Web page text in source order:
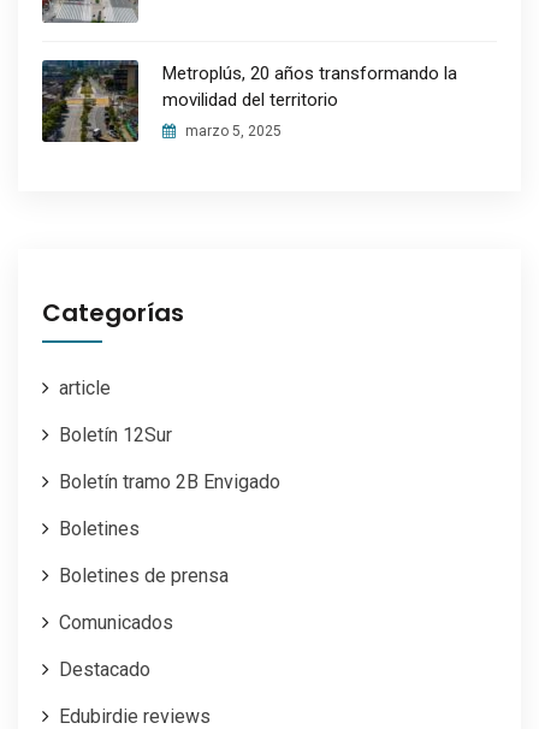
Metroplús, 20 años transformando la
movilidad del territorio
marzo 5, 2025
Categorías
article
Boletín 12Sur
Boletín tramo 2B Envigado
Boletines
Boletines de prensa
Comunicados
Destacado
Edubirdie reviews